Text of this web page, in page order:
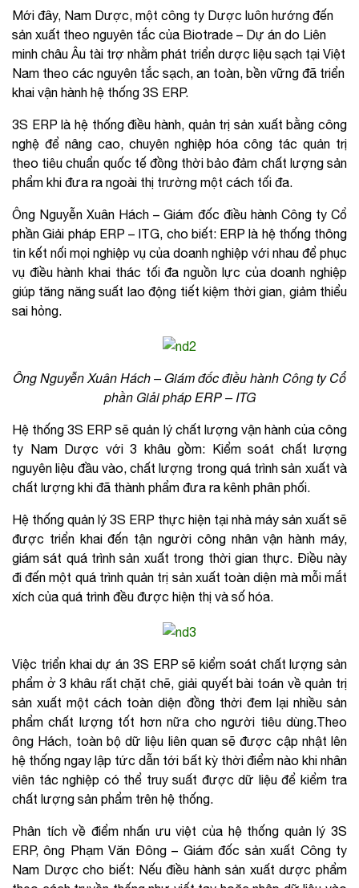
Mới đây, Nam Dược, một công ty Dược luôn hướng đến
sản xuất theo nguyên tắc của Biotrade – Dự án do Liên
minh châu Âu tài trợ nhằm phát triển dược liệu sạch tại Việt
Nam theo các nguyên tắc sạch, an toàn, bền vững đã triển
khai vận hành hệ thống 3S ERP.
3S ERP là hệ thống điều hành, quản trị sản xuất bằng công
nghệ để nâng cao, chuyên nghiệp hóa công tác quản trị
theo tiêu chuẩn quốc tế đồng thời bảo đảm chất lượng sản
phẩm khi đưa ra ngoài thị trường một cách tối đa.
Ông Nguyễn Xuân Hách – Giám đốc điều hành Công ty Cổ
phần Giải pháp ERP – ITG, cho biết: ERP là hệ thống thông
tin kết nối mọi nghiệp vụ của doanh nghiệp với nhau để phục
vụ điều hành khai thác tối đa nguồn lực của doanh nghiệp
giúp tăng năng suất lao động tiết kiệm thời gian, giảm thiểu
sai hỏng.
Ông Nguyễn Xuân Hách – Giám đốc điều hành Công ty Cổ
phần Giải pháp ERP – ITG
Hệ thống 3S ERP sẽ quản lý chất lượng vận hành của công
ty Nam Dược với 3 khâu gồm: Kiểm soát chất lượng
nguyên liệu đầu vào, chất lượng trong quá trình sản xuất và
chất lượng khi đã thành phẩm đưa ra kênh phân phối.
Hệ thống quản lý 3S ERP thực hiện tại nhà máy sản xuất sẽ
được triển khai đến tận người công nhân vận hành máy,
giám sát quá trình sản xuất trong thời gian thực. Điều này
đi đến một quá trình quản trị sản xuất toàn diện mà mỗi mắt
xích của quá trình đều được hiện thị và số hóa.
Việc triển khai dự án 3S ERP sẽ kiểm soát chất lượng sản
phẩm ở 3 khâu rất chặt chẽ, giải quyết bài toán về quản trị
sản xuất một cách toàn diện đồng thời đem lại nhiều sản
phẩm chất lượng tốt hơn nữa cho người tiêu dùng.Theo
ông Hách, toàn bộ dữ liệu liên quan sẽ được cập nhật lên
hệ thống ngay lập tức dẫn tới bất kỳ thời điểm nào khi nhân
viên tác nghiệp có thể truy suất được dữ liệu để kiểm tra
chất lượng sản phẩm trên hệ thống.
Phân tích về điểm nhấn ưu việt của hệ thống quản lý 3S
ERP, ông Phạm Văn Đông – Giám đốc sản xuất Công ty
Nam Dược cho biết: Nếu điều hành sản xuất dược phẩm